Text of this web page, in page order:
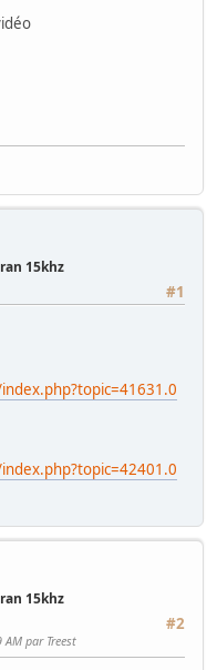
15khz
#1
15khz
#2
par Treest